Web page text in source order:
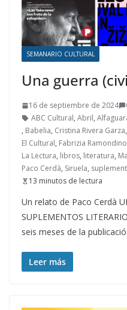
SEMANARIO CULTURAL
Una guerra
16 de septiembre de 2024
ABC Cultural, Abril,
, Babelia, Cristina Rivera Garza,
El Cultural, Fabrizia Ramondino
La Lectura, libros, literatura,
Paco Cerdà, Siruela,
13 minutos de lectura
Un relato de Paco Cerdà
SUPLEMENTOS
seis meses de la
Leer más